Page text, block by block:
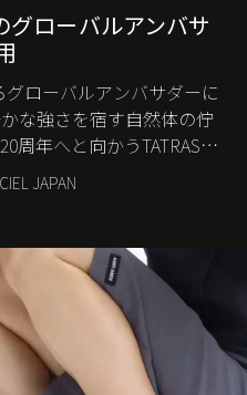
グローバルアンバサ
グローバルアンバサダーに
な強さを宿す自然体の佇
周年へと向かうTATRASの
JAPAN